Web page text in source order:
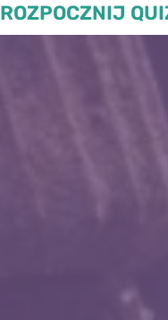
ROZPOCZNIJ